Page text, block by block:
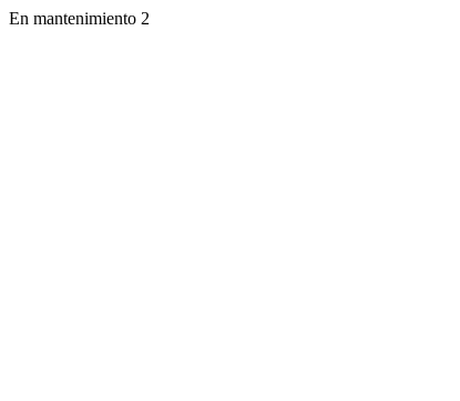
En mantenimiento 2